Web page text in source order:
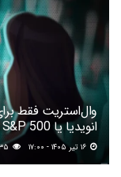
وال‌استریت فقط
انویدیا یا S&P 500 این راهنما را بخوانید
۲۳۵